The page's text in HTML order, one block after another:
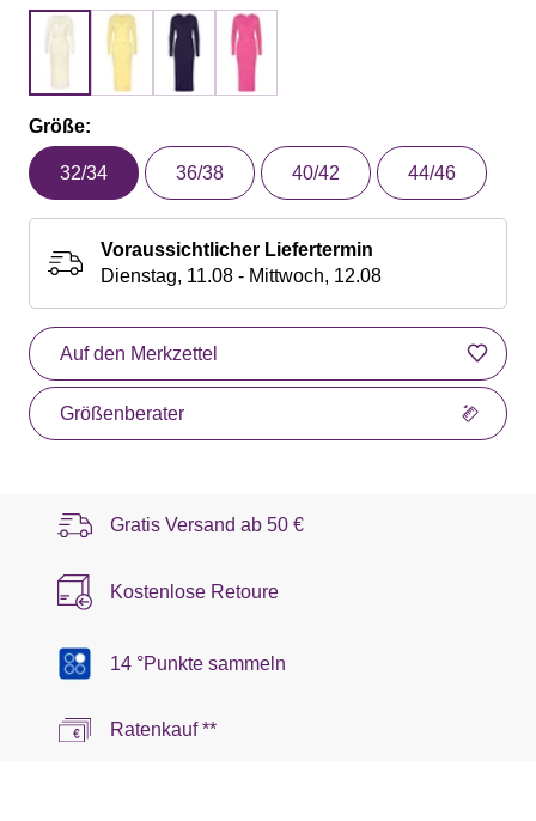
Größe:
32/34 36/38 40/42 44/46
Voraussichtlicher Liefertermin
Dienstag, 11.08 - Mittwoch, 12.08
Auf den Merkzettel
Größenberater
Gratis Versand ab 50 €
Kostenlose Retoure
14 °Punkte sammeln
Ratenkauf **